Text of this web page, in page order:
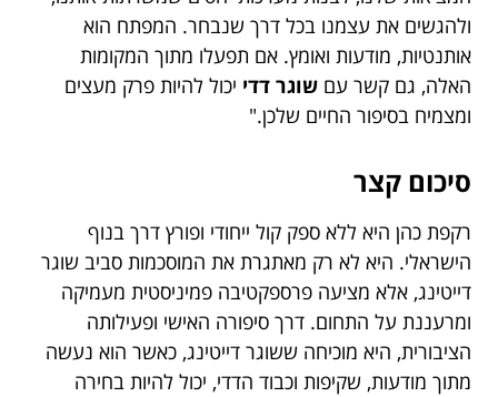
ולהגשים את עצמנו בכל דרך שנבחר. המפתח הוא
אותנטיות, מודעות ואומץ. אם תפעלו מתוך המקומות
האלה, גם קשר עם שוגר דדי יכול להיות פרק מעצים
ומצמיח בסיפור החיים שלכן."
סיכום קצר
רקפת כהן היא ללא ספק קול ייחודי ופורץ דרך בנוף
הישראלי. היא לא רק מאתגרת את המוסכמות סביב שוגר
דייטינג, אלא מציעה פרספקטיבה פמיניסטית מעמיקה
ומרעננת על התחום. דרך סיפורה האישי ופעילותה
הציבורית, היא מוכיחה ששוגר דייטינג, כאשר הוא נעשה
מתוך מודעות, שקיפות וכבוד הדדי, יכול להיות בחירה